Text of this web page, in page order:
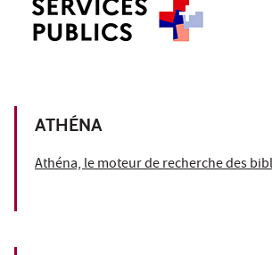
ATHÉNA
Athéna, le moteur de recherche des